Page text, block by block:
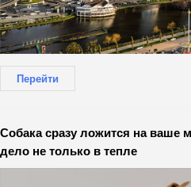
Перейти
Собака сразу ложится на ваше
дело не только в тепле